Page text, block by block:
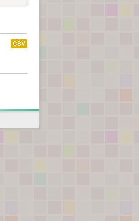
CSV